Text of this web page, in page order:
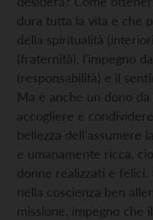
dura tutta la vita e che
della spiritualità
(fraternità), l'impegno
(responsabilità) e il
Ma è anche un dono
accogliere e
bellezza dell'assumere
e umanamente ricca,
donne realizzati e
nella coscienza ben
missione, impegno che